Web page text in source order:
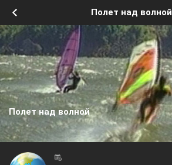
Полет над волной
Полет над волной